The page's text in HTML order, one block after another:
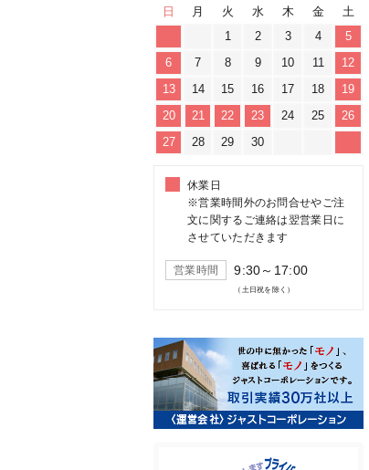
日 月 火 水 木 金
土
1
2 3 4
5
6
7 8 9 10 11
12
13
14 15 16 17 18
19
20
21 22 23 24 25
26
27
28 29 30
休業日
※営業時間外のお問合せやご注
文に関するご連絡は翌営業日に
させていただきます
営業時間 9:30～17:00
（土日祝を除く）